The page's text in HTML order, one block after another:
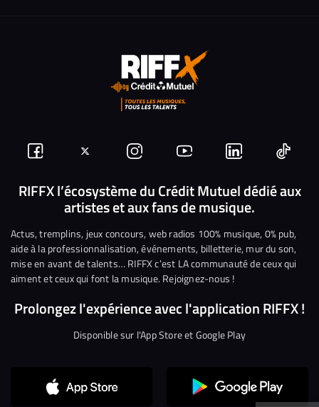
Continuer sans accepter
Suivez-
nous
Facebook
Suivez-
nous
sur
Twitter
Nous
rejoindre
sur
Instagram
Nous
rejoindre
sur
YouTube
Nous
rejoindre
sur
Linkedin
Nous
RIFFX l’écosystème du Crédit Mutuel dédié aux
artistes et aux fans de musique.
Actus, tremplins, jeux concours, web radios 100% musique, 0% pub,
aide à la professionnalisation, événements, billetterie, mur du son,
mise en avant de talents… RIFFX c’est LA communauté de ceux qui
aiment et ceux qui font la musique. Rejoignez-nous !
Prolongez l'expérience avec l'application RIFFX !
Disponible sur l'App Store et Google Play